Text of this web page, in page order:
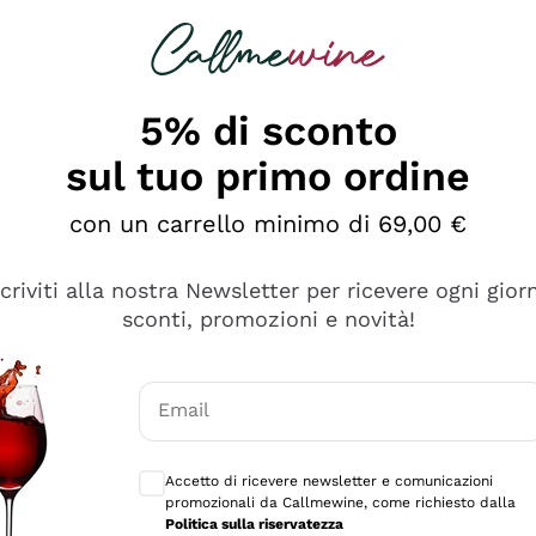
diversi e con un ampio range di prezzo. Le
5% di sconto
sul tuo primo ordine
con un carrello minimo di 69,00 €
alla nostra Newsletter per ricevere ogni
sconti, promozioni e novità!
Email
Accetto di ricevere newsletter e comunicazioni
promozionali da Callmewine, come richiesto dalla
Politica sulla riservatezza